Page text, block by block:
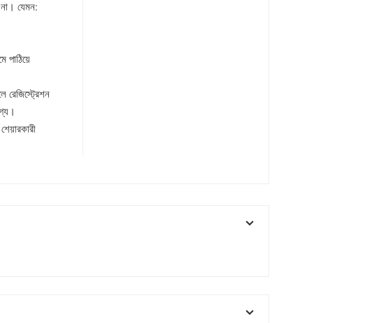
যেমন:
পাঠিয়ে
রেজিস্ট্রেশন